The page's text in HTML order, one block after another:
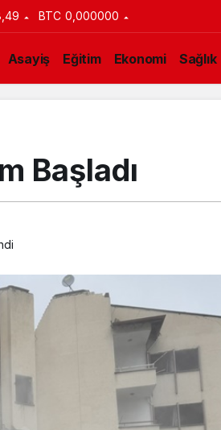
BTC 0,000000
Asayiş Eğitim Ekonomi Sağlık
Başladı